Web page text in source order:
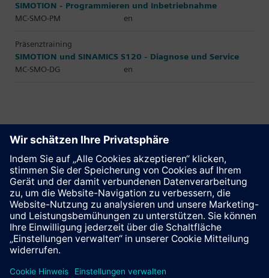
SIMOTION - Programmieren und Inbetriebnahme
MC-SMO-PM
en
Präsenztraining
SIMOTION und SINAMICS S120 - Diagnose und Service
MC-SMO-DG
en
Diese Seite weiterempfehlen
Kontakt
Impressum